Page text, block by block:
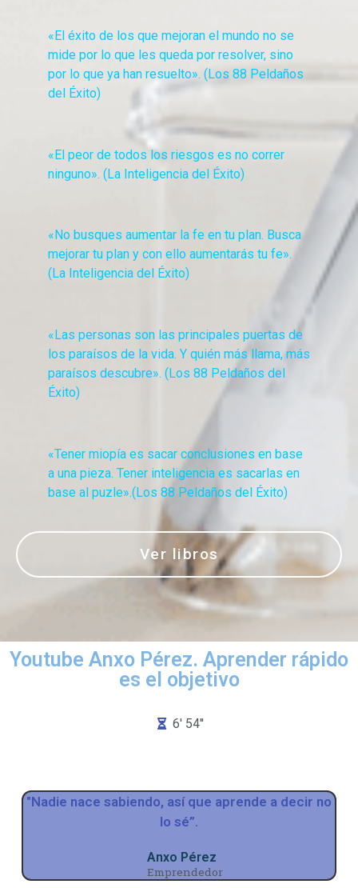
«El éxito de los que mejoran el mundo no se
mide por lo que les queda por resolver, sino
por lo que ya han resuelto». (Los 88 Peldaños
del Éxito)
«El peor de todos los riesgos es no correr
ninguno». (La Inteligencia del Éxito)
«No busques aumentar la fe en tu plan. Busca
mejorar tu plan y con ello aumentarás tu fe».
(La Inteligencia del Éxito)
«Las personas son las principales puertas de
los paraísos de la vida. Y quién más llama, más
paraísos descubre». (Los 88 Peldaños del
Éxito)
«Tener miopía es sacar conclusiones en base
a una pieza. Tener inteligencia es sacarlas en
base al puzle».(Los 88 Peldaños del Éxito)
Ver libros
Youtube Anxo Pérez. Aprender rápido
es el objetivo
6' 54''
"Nadie nace sabiendo, así que aprende a decir no
lo sé”.
Anxo Pérez
Emprendedor